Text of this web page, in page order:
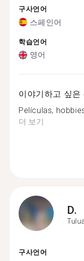
구사언어
스페인어
학습언어
영어
이야기하고 싶은
Películas,
더 보기
D.
Tulua
구사언어